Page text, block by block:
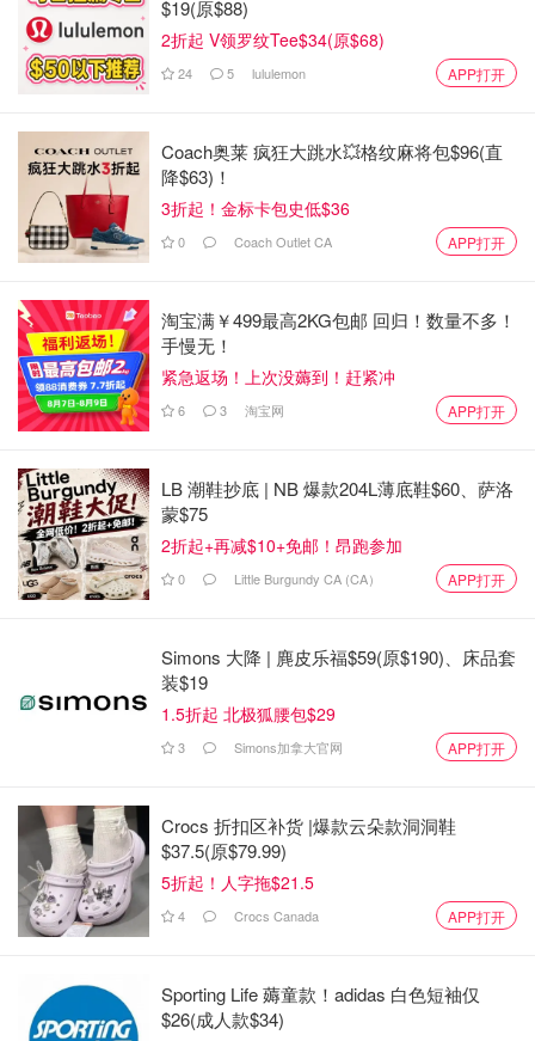
$19(原$88)
2折起 V领罗纹Tee$34(原$68)
24 5 lululemon APP打开
Coach奥莱 疯狂大跳水💥格纹麻将包$96(直
降$63)！
3折起！金标卡包史低$36
0 Coach Outlet CA APP打开
淘宝满￥499最高2KG包邮 回归！数量不多！
手慢无！
紧急返场！上次没薅到！赶紧冲
6 3 淘宝网 APP打开
LB 潮鞋抄底 | NB 爆款204L薄底鞋$60、萨洛
蒙$75
2折起+再减$10+免邮！昂跑参加
0 Little Burgundy CA (CA） APP打开
Simons 大降 | 麂皮乐福$59(原$190)、床品套
装$19
1.5折起 北极狐腰包$29
3 Simons加拿大官网 APP打开
Crocs 折扣区补货 |爆款云朵款洞洞鞋
$37.5(原$79.99)
5折起！人字拖$21.5
4 Crocs Canada APP打开
Sporting Life 薅童款！adidas 白色短袖仅
$26(成人款$34)